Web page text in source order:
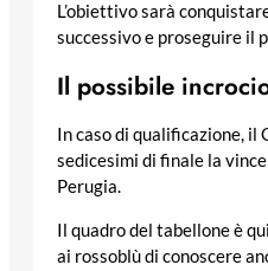
L’obiettivo sarà
successivo e proseguire il
Il possibile
In caso di qualificazione,
sedicesimi di finale la
Perugia.
Il quadro del tabellone è
ai rossoblù di conoscere